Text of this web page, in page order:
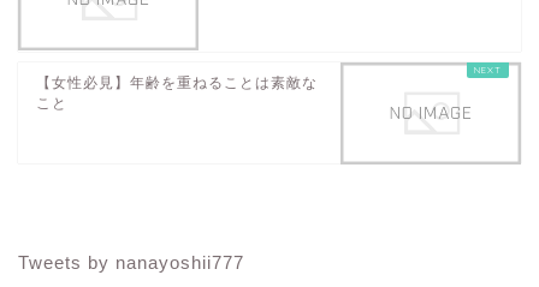
【女性必見】年齢を重ねることは素敵な
こと
Tweets by nanayoshii777